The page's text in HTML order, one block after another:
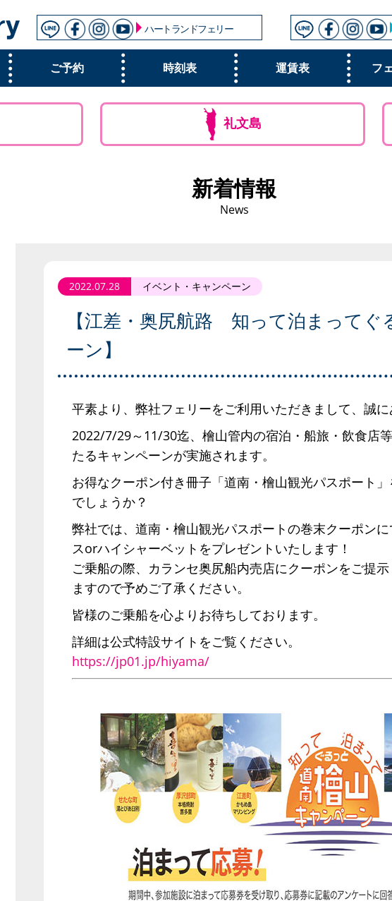
ハートランドフェリー
ご予約 時刻表 運賃表 フ
礼文島
新着情報
News
2022.07.28 イベント・キャンペーン
【江差・奥尻航路 知って泊まって
ーン】
平素より、弊社フェリーをご利用いただきまして、誠
2022/7/29～11/30迄、檜山管内の宿泊・船旅・飲食店
たるキャンペーンが実施されます。
お得なクーポン付き冊子「道南・檜山観光パスポート
でしょうか？
弊社では、道南・檜山観光パスポートの巻末クーポン
スorハイシャーベットをプレゼントいたします！
ご乗船の際、カランセ奥尻船内売店にクーポンをご提
ますので予めご了承ください。
皆様のご乗船を心よりお待ちしております。
詳細は公式特設サイトをご覧ください。
https://jp01.jp/hiyama/